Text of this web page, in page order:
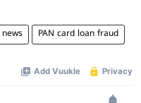
PAN card loan fraud